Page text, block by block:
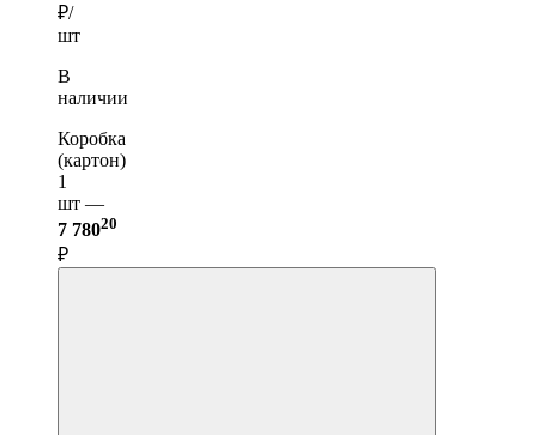
₽/
шт
В
наличии
Коробка
(картон)
1
шт —
7 78020
₽